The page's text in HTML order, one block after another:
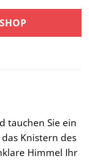
tauchen Sie ein
Knistern des
Himmel Ihr